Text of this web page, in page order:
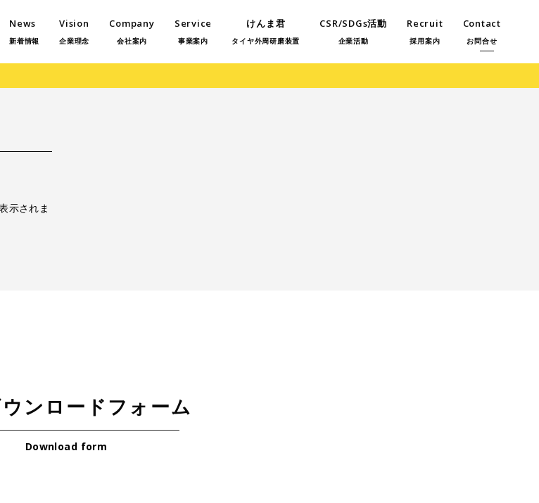
News
新着情報
Vision
企業理念
Company
会社案内
Service
事業案内
けんま君
タイヤ外周研磨装置
CSR/SDGs活動
企業活動
Recruit
採用案内
Contact
お問合せ
示されま
ンロードフォーム
Download form